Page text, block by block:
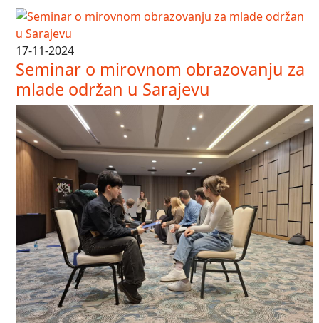
17-11-2024
Seminar o mirovnom obrazovanju za
mlade održan u Sarajevu